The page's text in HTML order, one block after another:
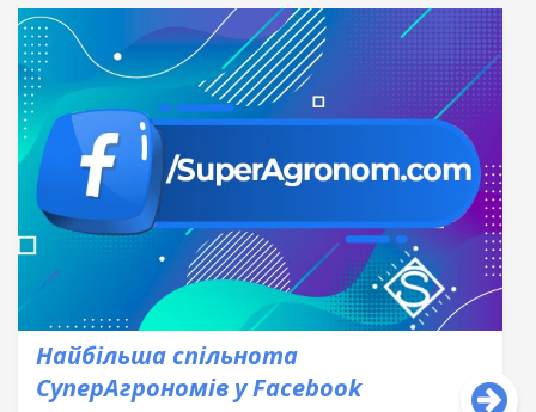
Найбільша спільнота
СуперАгрономів у Facebook